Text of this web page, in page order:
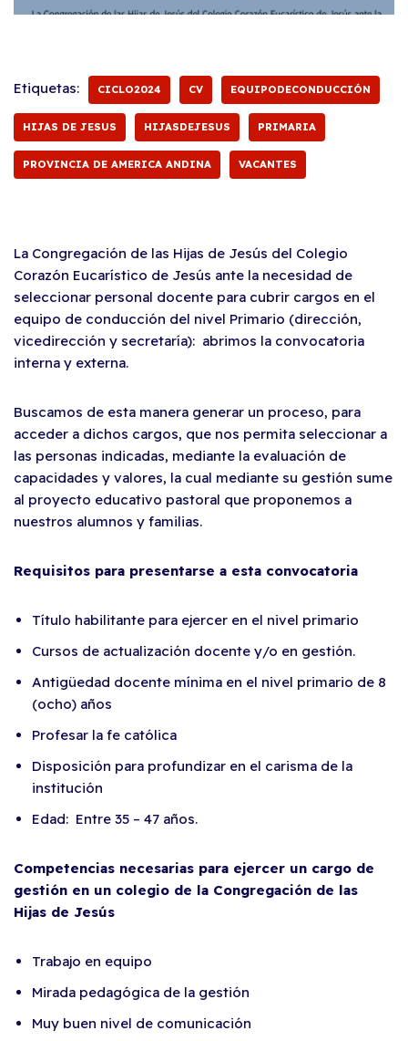
Etiquetas: CICLO2024 CV EQUIPODECONDUCCIÓN
HIJAS DE JESUS HIJASDEJESUS PRIMARIA
PROVINCIA DE AMERICA ANDINA VACANTES
La Congregación de las Hijas de Jesús del Colegio
Corazón Eucarístico de Jesús ante la necesidad de
seleccionar personal docente para cubrir cargos en el
equipo de conducción del nivel Primario (dirección,
vicedirección y secretaría): abrimos la convocatoria
interna y externa.
Buscamos de esta manera generar un proceso, para
acceder a dichos cargos, que nos permita seleccionar a
las personas indicadas, mediante la evaluación de
capacidades y valores, la cual mediante su gestión sume
al proyecto educativo pastoral que proponemos a
nuestros alumnos y familias.
Requisitos para presentarse a esta convocatoria
Título habilitante para ejercer en el nivel primario
Cursos de actualización docente y/o en gestión.
Antigüedad docente mínima en el nivel primario de 8
(ocho) años
Profesar la fe católica
Disposición para profundizar en el carisma de la
institución
Edad: Entre 35 – 47 años.
Competencias necesarias para ejercer un cargo de
gestión en un colegio de la Congregación de las
Hijas de Jesús
Trabajo en equipo
Mirada pedagógica de la gestión
Muy buen nivel de comunicación